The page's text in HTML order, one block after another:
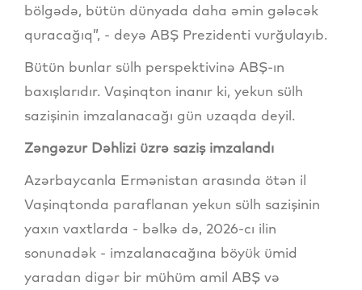
bölgədə, bütün dünyada daha əmin gələcək
quracağıq”, - deyə ABŞ Prezidenti vurğulayıb.
Bütün bunlar sülh perspektivinə ABŞ-ın
baxışlarıdır. Vaşinqton inanır ki, yekun sülh
sazişinin imzalanacağı gün uzaqda deyil.
Zəngəzur Dəhlizi üzrə saziş imzalandı
Azərbaycanla Ermənistan arasında ötən il
Vaşinqtonda paraflanan yekun sülh sazişinin
yaxın vaxtlarda - bəlkə də, 2026-cı ilin
sonunadək - imzalanacağına böyük ümid
yaradan digər bir mühüm amil ABŞ və